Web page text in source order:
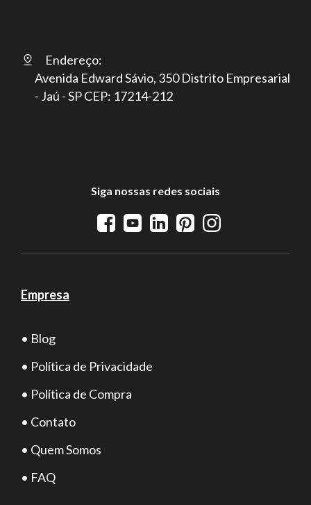
Endereço:
Avenida Edward Sávio, 350 Distrito Empresarial
- Jaú - SP CEP: 17214-212
Siga nossas redes sociais
Empresa
• Blog
• Política de Privacidade
• Política de Compra
• Contato
• Quem Somos
• FAQ